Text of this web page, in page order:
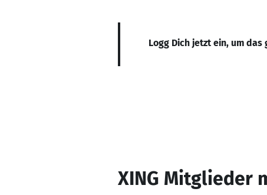
Logg Dich jetzt ein, um das
XING Mitglieder